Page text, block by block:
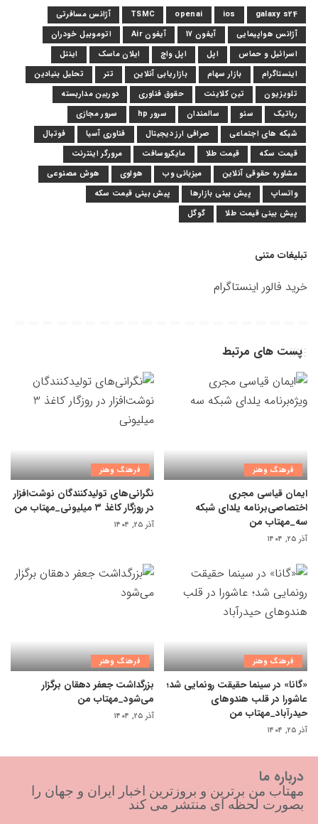
galaxy s24
ios
openai
TSMC
آژانس مسافرتی
آژانس هواپیمایی
آیفون 17 آیفون Air
اتوموبیل خودران
اسرائیل و حماس
اپل اپل واچ ایلان ماسک
اینتل
اینستاگرام
بازار سهام بازاریابی آنلاین تتر
تحلیل بنیادین
تلویزیون
تین کلاینت حقوق فناوری
دوربین مداربسته
رباتیک
سئو سالمندان سرور hp
سرور مجازی
شبکه های اجتماعی
صرافی ارز دیجیتال فناوری آسیا
فوتبال
قیمت سکه
قیمت طلا مایکروسافت
مرورگر اینترنت
مشاوره حقوقی آنلاین
میزبانی وب هواوی
هوش مصنوعی
واتساپ
پیش بینی بازارها
پیش بینی قیمت سکه
پیش بینی قیمت طلا
گوگل
تبلیغات متنی
خرید فالور اینستاگرام
پست های مرتبط
فرهنگ وهنر
ایمان قیاسی مجری
اختصاصی‌برنامه یلدای شبکه
سه_مهتاب من
آذر ۲۵, ۱۴۰۴
فرهنگ وهنر
نگرانی‌های تولیدکنندگان نوشت‌افزار
در روزگار کاغذ ۳ میلیونی_مهتاب من
آذر ۲۵, ۱۴۰۴
فرهنگ وهنر
«گانا» در سینما حقیقت رونمایی شد؛
عاشورا در قلب هندوهای
حیدرآباد_مهتاب من
آذر ۲۵, ۱۴۰۴
فرهنگ وهنر
بزرگداشت جعفر دهقان برگزار
می‌شود_مهتاب من
آذر ۲۵, ۱۴۰۴
درباره ما
مهتاب من برترین و بروزترین اخبار ایران و جهان را
بصورت لحظه ای منتشر می کند